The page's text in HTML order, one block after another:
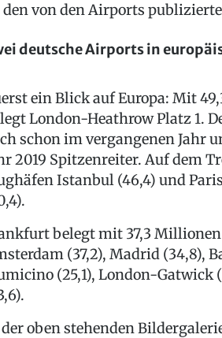
den von den Airports
deutsche Airports in
ein Blick auf Europa: Mit
London-Heathrow Platz 1.
schon im vergangenen Jahr
2019 Spitzenreiter. Auf dem
Istanbul (46,4) und
belegt mit 37,3
(37,2), Madrid (34,8),
(25,1), London-Gatwick
oben stehenden